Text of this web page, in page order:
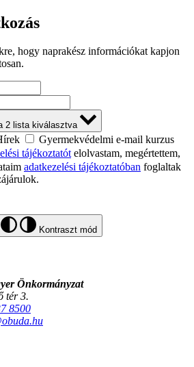
hogy naprakész információkat kapjon
2 lista kiválasztva
Gyermekvédelmi e-mail kurzus
tájékoztatótelolvastam, megértettem,
adatkezelési tájékoztatóban foglaltak
Kontraszt mód
Önkormányzat
tér 3.
8500